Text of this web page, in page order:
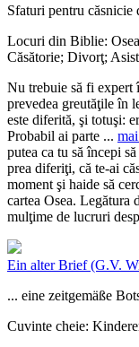
Sfaturi pentru
Locuri din Biblie:
Căsătorie; Divorţ;
Nu trebuie să fi expert
prevedea greutăţile în
este diferită, şi totuşi:
Probabil ai parte ...
putea ca tu să începi
prea diferiţi, că te-ai
moment şi haide să
cartea Osea. Legătura
mulţime de lucruri
Ein alter Brief(G.V.
... eine zeitgemäße
Cuvinte cheie: